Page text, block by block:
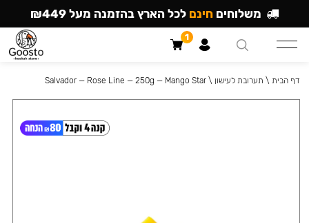
דף הבית \ תערובת לעישון \
Salvador — Rose Line — 250g — Mango Star
משלוחים חינם לכל הארץ בהזמנה מעל ₪449
1